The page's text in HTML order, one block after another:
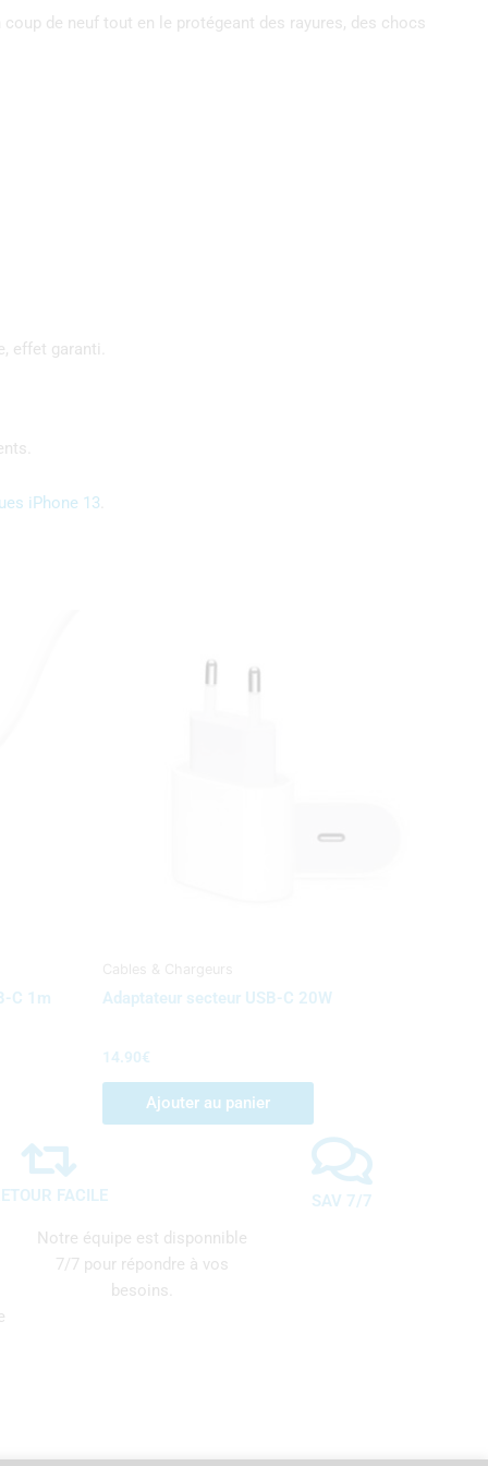
de neuf tout en le protégeant des rayures, des chocs
effet garanti.
iPhone 13
C 1m
Cables & Chargeurs
Adaptateur secteur USB-C 20W
14.90€
Ajouter au panier
FACILE
SAV 7/7
Notre équipe est disponnible
7/7 pour répondre à vos
besoins.